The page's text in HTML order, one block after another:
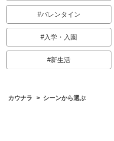
バレンタイン
入学・入園
新生活
カウナラ シーンから選ぶ